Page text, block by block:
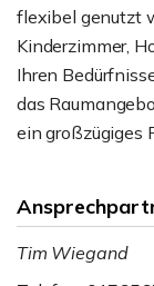
flexibel genutzt
Kinderzimmer,
Ihren
das
ein großzügiges
Tim Wiegand